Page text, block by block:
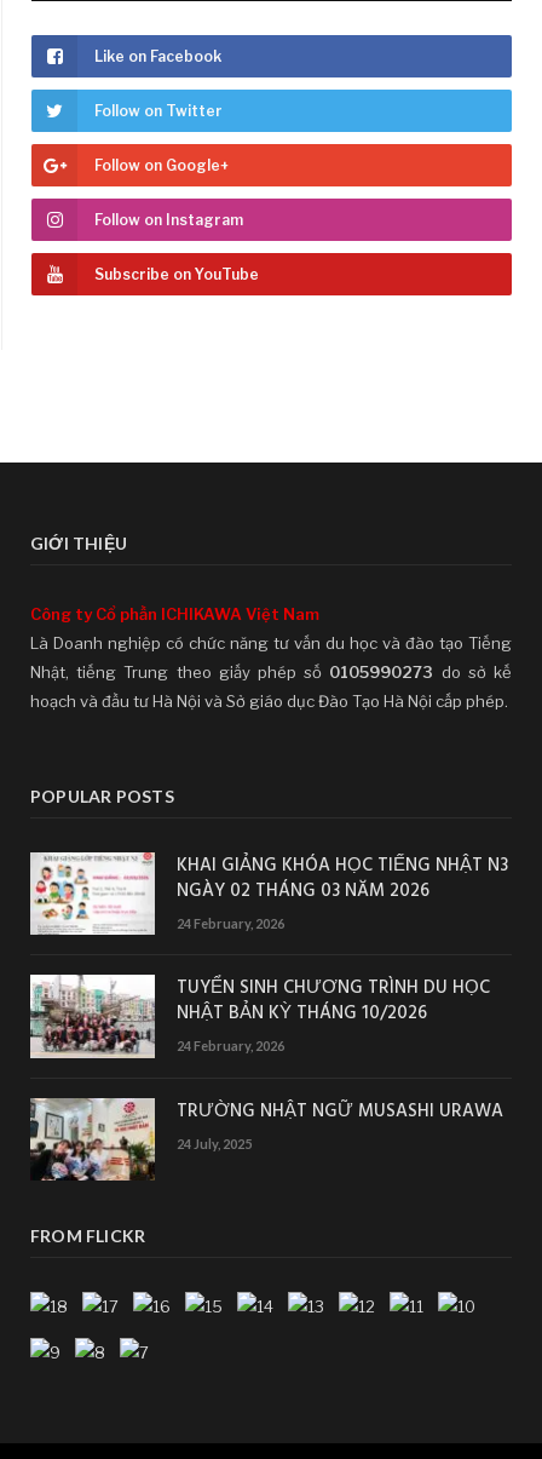
Like on Facebook
Follow on Twitter
Follow on Google+
Follow on Instagram
Subscribe on YouTube
GIỚI THIỆU
Công ty Cổ phần ICHIKAWA Việt Nam
Là Doanh nghiệp có chức năng tư vấn du học và đào tạo Tiếng
Nhật, tiếng Trung theo giấy phép số 0105990273 do sở kế
hoạch và đầu tư Hà Nội và Sở giáo dục Đào Tạo Hà Nội cấp phép.
POPULAR POSTS
KHAI GIẢNG KHÓA HỌC TIẾNG NHẬT N3
NGÀY 02 THÁNG 03 NĂM 2026
24 February, 2026
TUYỂN SINH CHƯƠNG TRÌNH DU HỌC
NHẬT BẢN KỲ THÁNG 10/2026
24 February, 2026
TRƯỜNG NHẬT NGỮ MUSASHI URAWA
24 July, 2025
FROM FLICKR